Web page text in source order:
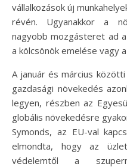
vállalkozások új
révén. Ugyanakkor a
nagyobb mozgásteret ad
a kölcsönök emelése vagy
A január és március
gazdasági növekedés
legyen, részben az
globális növekedésre
Symonds, az EU-val
elmondta, hogy az
védelemtől a